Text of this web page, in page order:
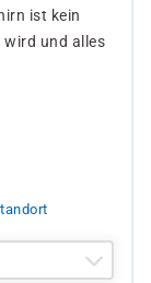
ist kein
wird und alles